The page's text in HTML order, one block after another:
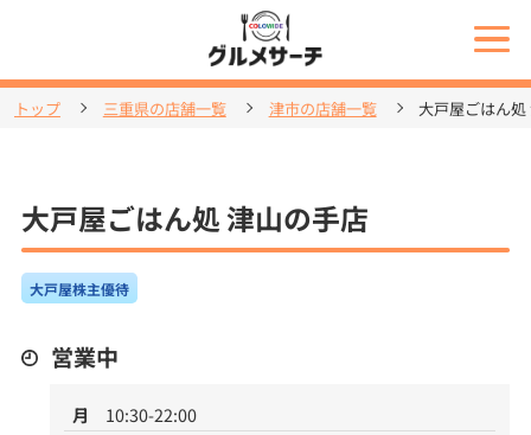
トップ 三重県の店舗一覧 津市の店舗一覧 大戸屋ごはん
大戸屋ごはん処 津山の手店
大戸屋株主優待
営業中
月
10:30-22:00